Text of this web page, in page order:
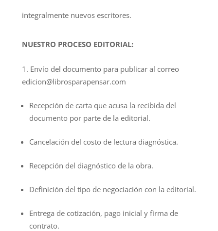
integralmente nuevos escritores.
NUESTRO PROCESO EDITORIAL:
Envío del documento para publicar al correo
edicion@librosparapensar.com
Recepción de carta que acusa la recibida del
documento por parte de la editorial.
Cancelación del costo de lectura diagnóstica.
Recepción del diagnóstico de la obra.
Definición del tipo de negociación con la editorial.
Entrega de cotización, pago inicial y firma de
contrato.